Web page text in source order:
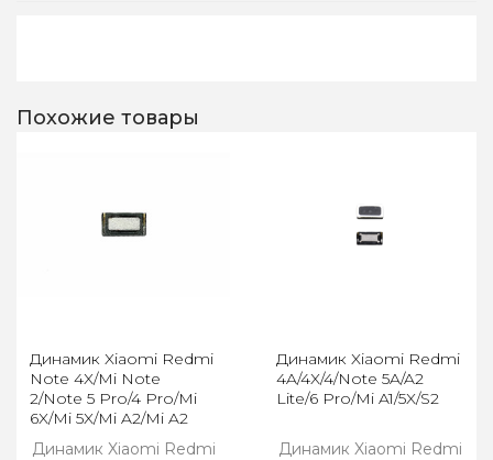
Похожие товары
Динамик Xiaomi Redmi
Note 4X/Mi Note
2/Note 5 Pro/4 Pro/Mi
6X/Mi 5X/Mi A2/Mi A2
Lite/Redmi S2/6/5/6A
Динамик Xiaomi Redmi
Динамик Xiaomi Redmi
4A/4X/4/Note 5A/A2
Lite/6 Pro/Mi A1/5X/S2
Динамик Xiaomi Redmi